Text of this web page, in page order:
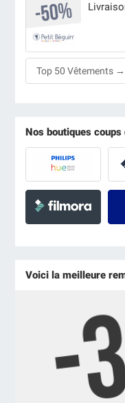
Top 50 Vêtements →
Nos boutiques coups
Voici la meilleure